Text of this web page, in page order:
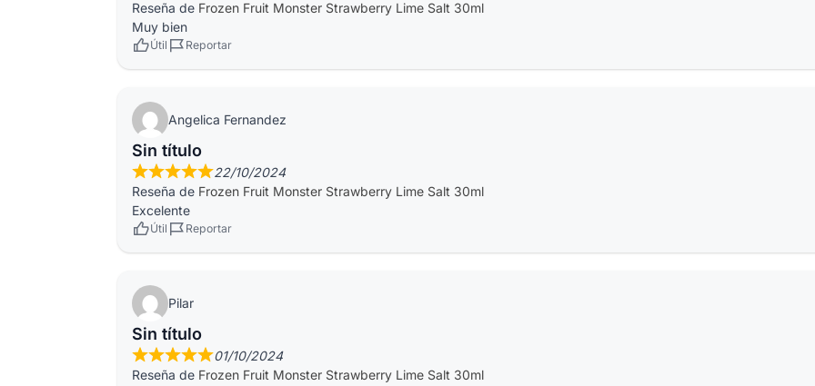
Reseña de Frozen Fruit Monster Strawberry Lime Salt 30ml
Muy bien
Útil Reportar
Angelica Fernandez
Sin título
22/10/2024
Reseña de Frozen Fruit Monster Strawberry Lime Salt 30ml
Excelente
Útil Reportar
Pilar
Sin título
01/10/2024
Reseña de Frozen Fruit Monster Strawberry Lime Salt 30ml